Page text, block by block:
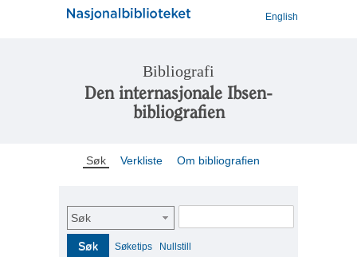
English
Bibliografi
Den internasjonale Ibsen-
bibliografien
Søk Verkliste Om bibliografien
Søk
Søk Søketips Nullstill